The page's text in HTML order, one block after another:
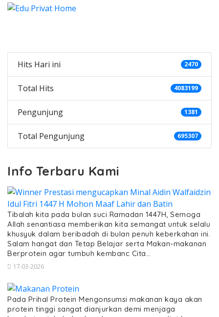
Hits Hari ini 2470
Total Hits 4083199
Pengunjung 1381
Total Pengunjung 695307
Info Terbaru Kami
Tibalah kita pada bulan suci Ramadan 1447H, Semoga
Allah senantiasa memberikan kita semangat untuk selalu
khusyuk dalam beribadah di bulan penuh keberkahan ini.
Salam hangat dan Tetap Belajar serta Makan-makanan
Berprotein agar tumbuh kembanc Cita…
17-03-2026
Pada Prihal Protein Mengonsumsi makanan kaya akan
protein tinggi sangat dianjurkan demi menjaga